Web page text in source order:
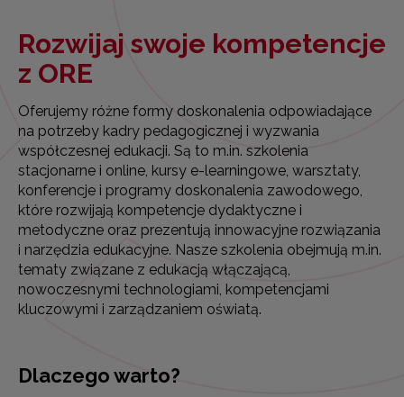
Rozwijaj swoje kompetencje
z ORE
Oferujemy różne formy doskonalenia odpowiadające
na potrzeby kadry pedagogicznej i wyzwania
współczesnej edukacji. Są to m.in. szkolenia
stacjonarne i online, kursy e-learningowe, warsztaty,
konferencje i programy doskonalenia zawodowego,
które rozwijają kompetencje dydaktyczne i
metodyczne oraz prezentują innowacyjne rozwiązania
i narzędzia edukacyjne. Nasze szkolenia obejmują m.in.
tematy związane z edukacją włączającą,
nowoczesnymi technologiami, kompetencjami
kluczowymi i zarządzaniem oświatą.
Dlaczego warto?